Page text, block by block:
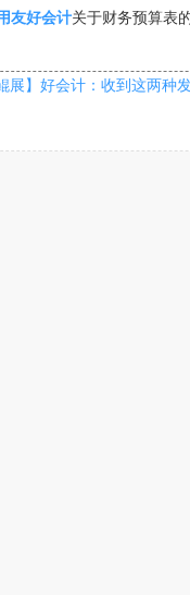
友好会计关于财务预算表
展】好会计：收到这两种